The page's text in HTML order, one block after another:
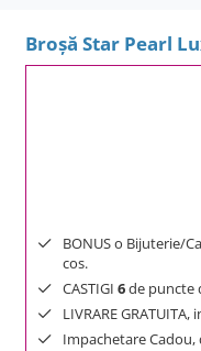
Broşă Star Pearl
BONUS o Bijuterie/
cos.
CASTIGI 6de puncte
LIVRARE
Impachetare